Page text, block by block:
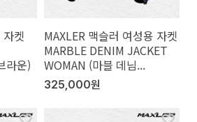
자켓
라운)
MAXLER 맥슬러 여성용 자켓
MARBLE DENIM JACKET
WOMAN (마블 데님...
325,000원